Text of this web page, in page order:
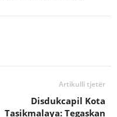
Artikulli tjetër
Disdukcapil Kota
Tasikmalaya: Tegaskan